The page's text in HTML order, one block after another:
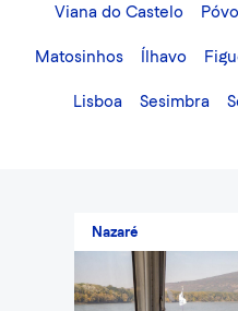
Viana do Castelo
Matosinhos Ílhavo
Lisboa Sesimbra
Nazaré